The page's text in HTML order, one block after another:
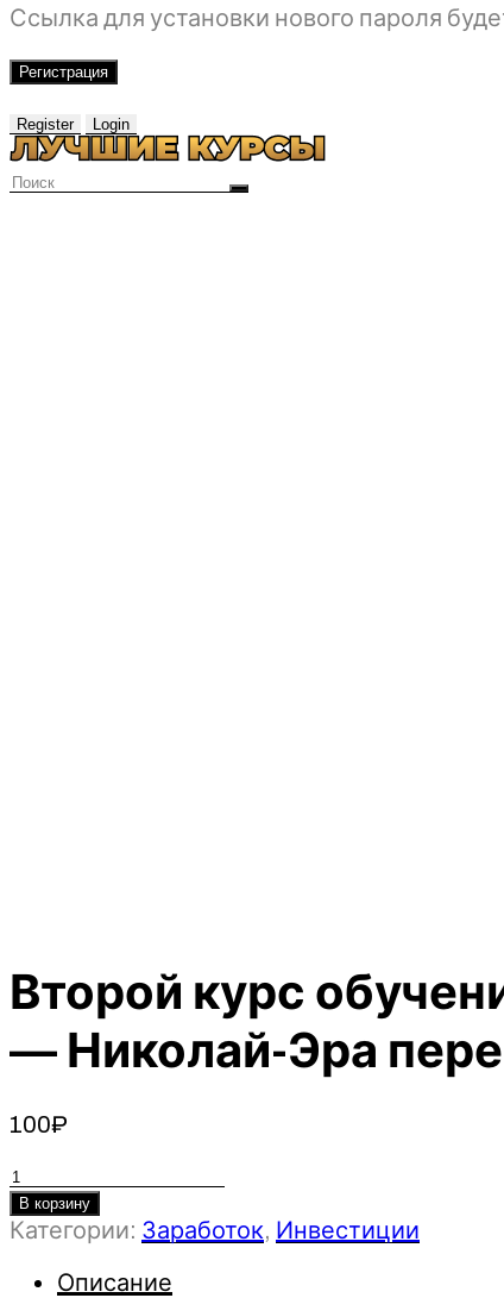
Ссылка для установки нового пароля
Регистрация
Register Login
Второй курс
— Николай-Эра
100₽
Количество
товара
Второй
обучения
В корзину
Категории: Заработок, Инвестиции
Описание